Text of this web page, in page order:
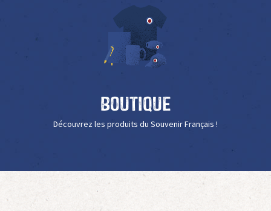
Boutique
Découvrez les produits du Souvenir Français !